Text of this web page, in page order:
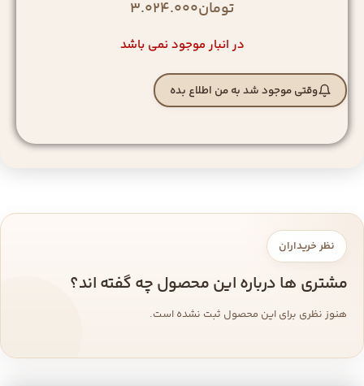
تومان3.024.000
در انبار موجود نمی باشد
وقتی موجود شد به من اطلاع بده
نظر خریداران
مشتری ها درباره این محصول چه گفته اند؟
هنوز نظری برای این محصول ثبت نشده است.